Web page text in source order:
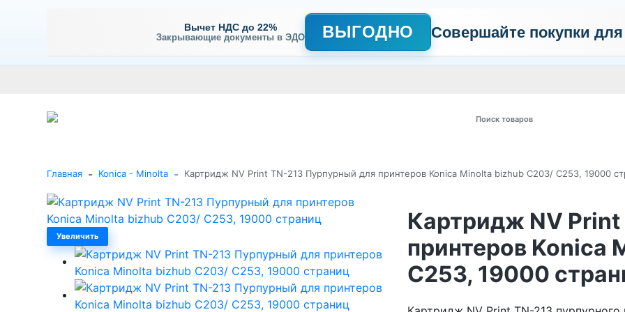
Вычет НДС до 22%
Закрывающие документы в ЭДО ВЫГОДНО Совершайте покупки
Главная - Konica - Minolta - Картридж NV Print TN-213 Пурпурный для принтеров Konica Minolta bizhub C203/ C253, 19000
Увеличить
Картридж NV
принтеров Konica
C253, 19000